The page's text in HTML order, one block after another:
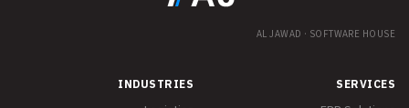
AL JAWAD · SOFTWARE HOUSE
SERVICES
INDUSTRIES